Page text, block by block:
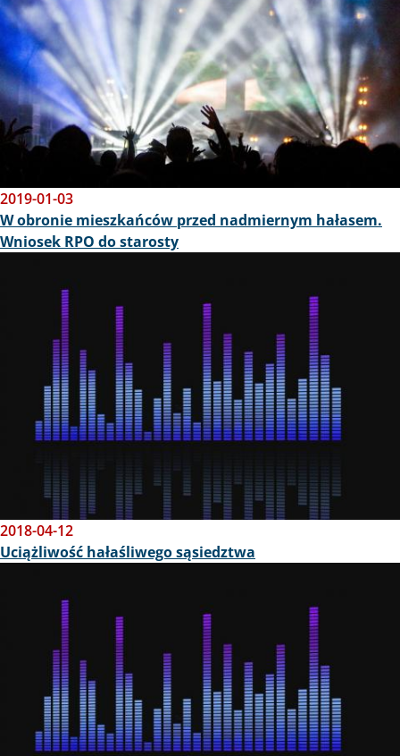
2019-01-03
W obronie mieszkańców przed nadmiernym hałasem.
Wniosek RPO do starosty
2018-04-12
Uciążliwość hałaśliwego sąsiedztwa